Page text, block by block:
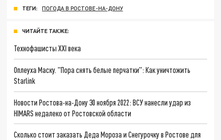
ТЕГИ: ПОГОДА В РОСТОВЕ-НА-ДОНУ
ЧИТАЙТЕ ТАКЖЕ:
Технофашисты XXI века
Оплеуха Маску. "Пора снять белые перчатки": Как уничтожить
Starlink
Новости Ростова-на-Дону 30 ноября 2022: ВСУ нанесли удар из
HIMARS недалеко от Ростовской области
Сколько стоит заказать Деда Мороза и Снегурочку в Ростове для